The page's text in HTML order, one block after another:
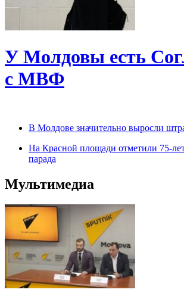
У Молдовы есть
с МВФ
В Молдове значительно выросли
На Красной площади отметили 75-
парада
Мультимедиа